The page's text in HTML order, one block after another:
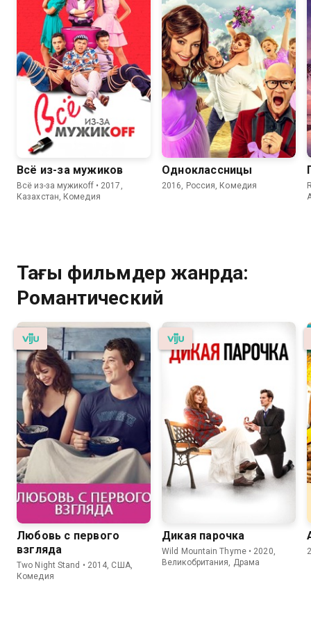
Всё из-за мужиков
Всё из-за мужикoff • 2017,
Казахстан, Комедия
Одноклассницы
2016, Россия, Комедия
Тағы фильмдер жанрда:
Романтический
Любовь с первого
взгляда
Two Night Stand • 2014, США,
Комедия
Дикая парочка
Wild Mountain Thyme • 2020,
Великобритания, Драма